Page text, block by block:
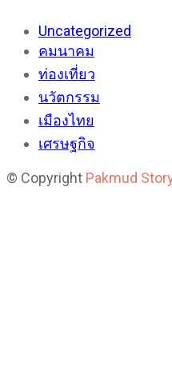
Uncategorized
คมนาคม
ท่องเที่ยว
นวัตกรรม
เมืองไทย
เศรษฐกิจ
© Copyright Pakmud